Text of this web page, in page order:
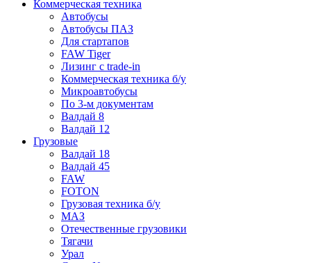
Коммерческая техника
Автобусы
Автобусы ПАЗ
Для стартапов
FAW Tiger
Лизинг с trade-in
Коммерческая техника б/у
Микроавтобусы
По 3-м документам
Валдай 8
Валдай 12
Грузовые
Валдай 18
Валдай 45
FAW
FOTON
Грузовая техника б/у
МАЗ
Отечественные грузовики
Тягачи
Урал